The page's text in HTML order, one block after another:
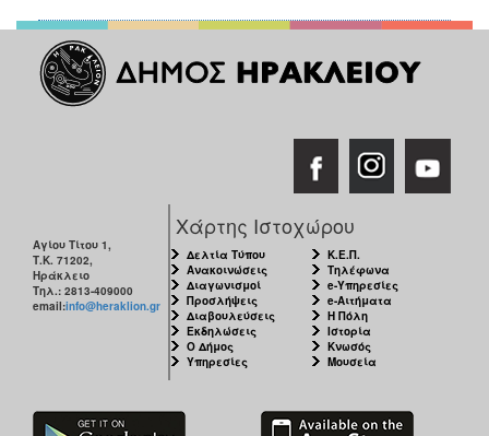
Αγίου Τίτου 1,
Τ.Κ. 71202,
Ηράκλειο
Τηλ.: 2813-409000
email:info@heraklion.gr
Χάρτης Ιστοχώρου
Δελτία Τύπου
Ανακοινώσεις
Διαγωνισμοί
Προσλήψεις
Διαβουλεύσεις
Εκδηλώσεις
Ο Δήμος
Υπηρεσίες
Κ.Ε.Π.
Τηλέφωνα
e-Υπηρεσίες
e-Αιτήματα
Η Πόλη
Ιστορία
Κνωσός
Μουσεία